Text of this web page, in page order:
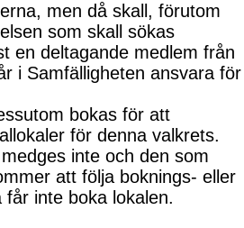
men då skall, förutom
som skall sökas
en deltagande medlem från
i Samfälligheten ansvara för
bokas för att
för denna valkrets.
inte och den som
att följa boknings- eller
får inte boka lokalen.